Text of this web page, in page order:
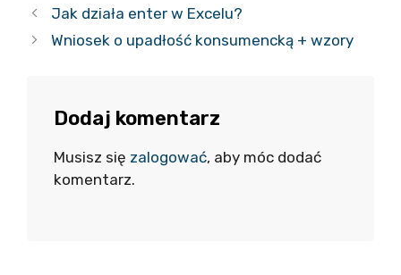
Jak działa enter w Excelu?
Wniosek o upadłość konsumencką + wzory
Dodaj komentarz
Musisz się zalogować, aby móc dodać
komentarz.